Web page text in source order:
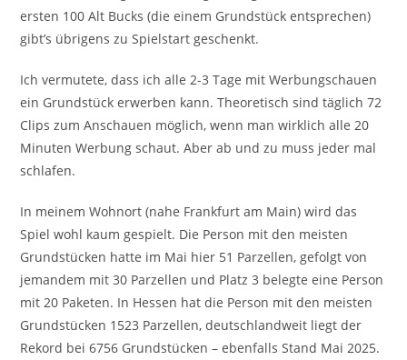
ersten 100 Alt Bucks (die einem Grundstück entsprechen)
gibt’s übrigens zu Spielstart geschenkt.
Ich vermutete, dass ich alle 2-3 Tage mit Werbungschauen
ein Grundstück erwerben kann. Theoretisch sind täglich 72
Clips zum Anschauen möglich, wenn man wirklich alle 20
Minuten Werbung schaut. Aber ab und zu muss jeder mal
schlafen.
In meinem Wohnort (nahe Frankfurt am Main) wird das
Spiel wohl kaum gespielt. Die Person mit den meisten
Grundstücken hatte im Mai hier 51 Parzellen, gefolgt von
jemandem mit 30 Parzellen und Platz 3 belegte eine Person
mit 20 Paketen. In Hessen hat die Person mit den meisten
Grundstücken 1523 Parzellen, deutschlandweit liegt der
Rekord bei 6756 Grundstücken – ebenfalls Stand Mai 2025.